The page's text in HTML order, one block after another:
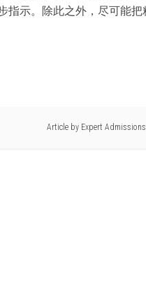
指示。除此之外，尽可能
Article by Expert Admissions